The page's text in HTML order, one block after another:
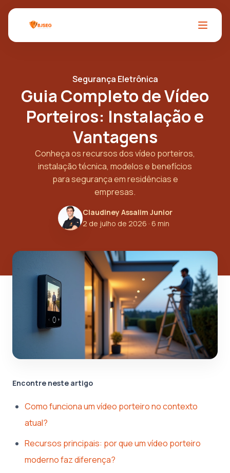
Segurança Eletrônica
Guia Completo de Vídeo
Porteiros: Instalação e
Vantagens
Conheça os recursos dos vídeo porteiros,
instalação técnica, modelos e benefícios
para segurança em residências e
empresas.
Claudiney Assalim Junior
2 de julho de 2026 · 6 min
Encontre neste artigo
Como funciona um vídeo porteiro no contexto
atual?
Recursos principais: por que um vídeo porteiro
moderno faz diferença?